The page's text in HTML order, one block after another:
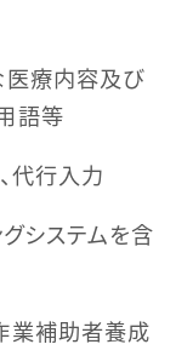
医療内容及び
語等
代行入力
システムを含
業補助者養成